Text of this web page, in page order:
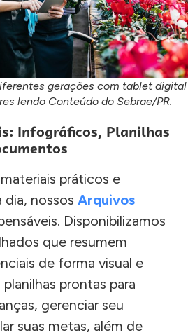
gerações com tablet digital
lendo Conteúdo do Sebrae/PR.
Infográficos, Planilhas
práticos e
dia, nossos Arquivos
Disponibilizamos
que resumem
de forma visual e
prontas para
gerenciar seu
suas metas, além de